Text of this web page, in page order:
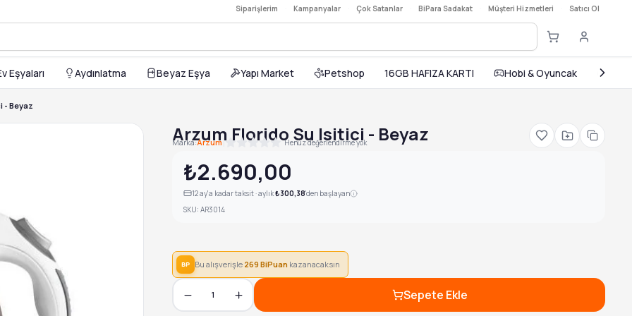
Siparişlerim Kampanyalar Çok Satanlar BiPara Sadakat Müşteri Hizmetleri Satıcı Ol
Eşyaları Aydınlatma Beyaz Eşya Yapı Market Petshop 16GB HAFIZA KARTI Hobi & Oyuncak
- Beyaz
Arzum Florido Su Isitici - Beyaz
Marka:Arzum | Henüz değerlendirme yok
₺2.690,00
12ay'a kadar taksit · aylık₺300,38'den başlayan
SKU: AR3014
BP Bu alışverişle 269 BiPuan kazanacaksın
1 Sepete Ekle